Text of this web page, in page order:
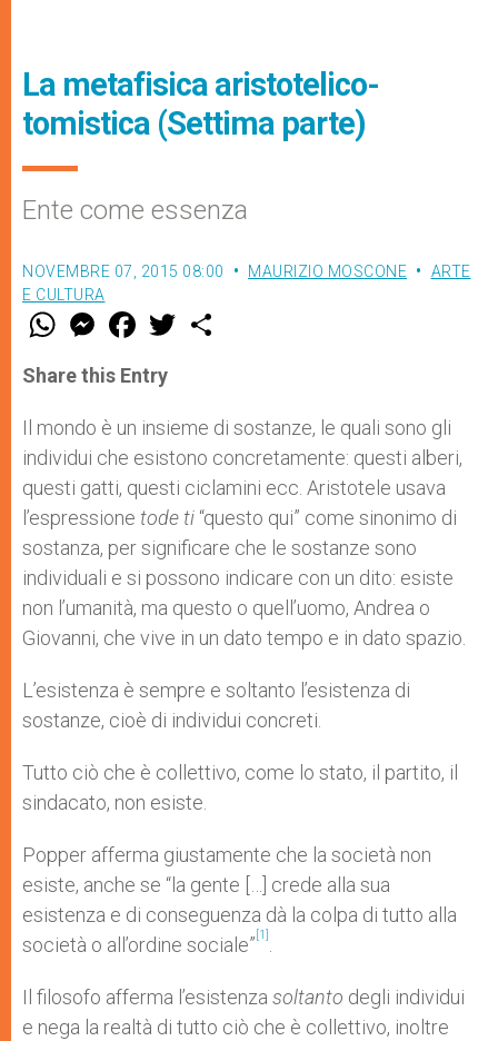
La metafisica aristotelico-
tomistica (Settima parte)
Ente come essenza
NOVEMBRE 07, 2015 08:00 MAURIZIO MOSCONE
ARTE
E CULTURA
W
t
s
p
p
M
e
s
e
g
e
r
F
a
e
b
o
k
w
r
Share this Entry
Il mondo è un insieme di sostanze, le quali sono gli
individui che esistono concretamente: questi alberi,
questi gatti, questi ciclamini ecc. Aristotele usava
l’espressione tode ti “questo qui” come sinonimo di
sostanza, per significare che le sostanze sono
individuali e si possono indicare con un dito: esiste
non l’umanità, ma questo o quell’uomo, Andrea o
Giovanni, che vive in un dato tempo e in dato spazio.
L’esistenza è sempre e soltanto l’esistenza di
sostanze, cioè di individui concreti.
Tutto ciò che è collettivo, come lo stato, il partito, il
sindacato, non esiste.
Popper afferma giustamente che la società non
esiste, anche se “la gente […] crede alla sua
esistenza e di conseguenza dà la colpa di tutto alla
società o all’ordine sociale” [1] .
Il filosofo afferma l’esistenza soltanto degli individui
e nega la realtà di tutto ciò che è collettivo, inoltre